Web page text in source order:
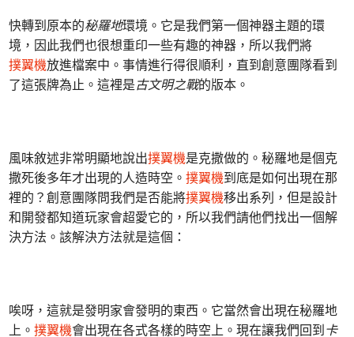
快轉到原本的秘羅地環境。它是我們第一個神器主題的環
境，因此我們也很想重印一些有趣的神器，所以我們將
撲翼機放進檔案中。事情進行得很順利，直到創意團隊看到
了這張牌為止。這裡是古文明之戰的版本。
風味敘述非常明顯地說出撲翼機是克撒做的。秘羅地是個克
撒死後多年才出現的人造時空。撲翼機到底是如何出現在那
裡的？創意團隊問我們是否能將撲翼機移出系列，但是設計
和開發都知道玩家會超愛它的，所以我們請他們找出一個解
決方法。該解決方法就是這個：
唉呀，這就是發明家會發明的東西。它當然會出現在秘羅地
上。撲翼機會出現在各式各樣的時空上。現在讓我們回到卡